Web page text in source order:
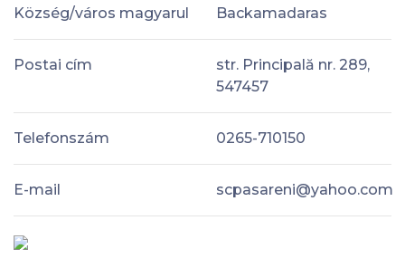
Község/város magyarul Backamadaras
Postai cím
str. Principală nr. 289,
547457
Telefonszám 0265-710150
E-mail scpasareni@yahoo.com